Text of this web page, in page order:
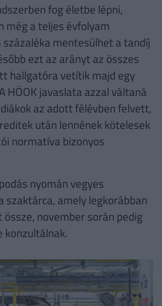
fog életbe lépni,
még a teljes évfolyam
mentesülhet a tandíj
ezt az arányt az összes
hallgatóra vetítik majd egy
HÖOK javaslata azzal váltaná
az adott félévben felvett,
után lennének kötelesek
normatíva bizonyos
nyomán vegyes
amely legkorábban
november során pedig
konzultálnak.